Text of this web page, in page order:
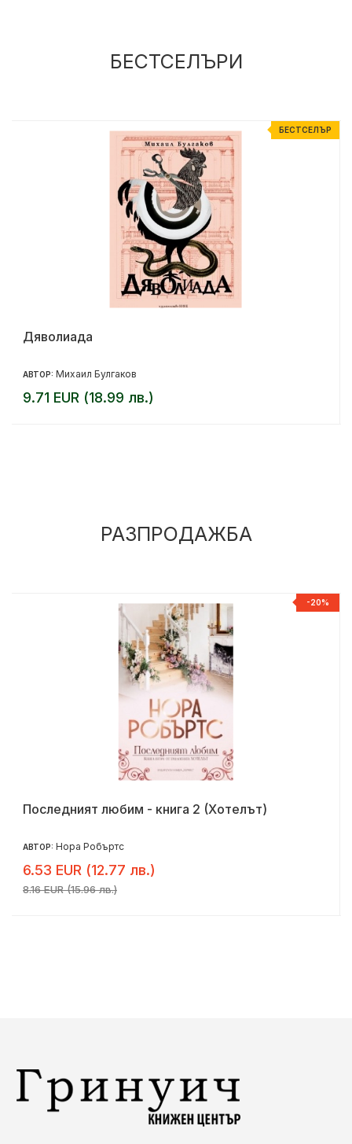
БЕСТСЕЛЪРИ
БЕСТСЕЛЪР
Дяволиада
АВТОР: Михаил Булгаков
9.71 EUR (18.99 лв.)
РАЗПРОДАЖБА
-20%
Последният любим - книга 2 (Хотелът)
АВТОР: Нора Робъртс
6.53 EUR (12.77 лв.)
8.16 EUR (15.96 лв.)